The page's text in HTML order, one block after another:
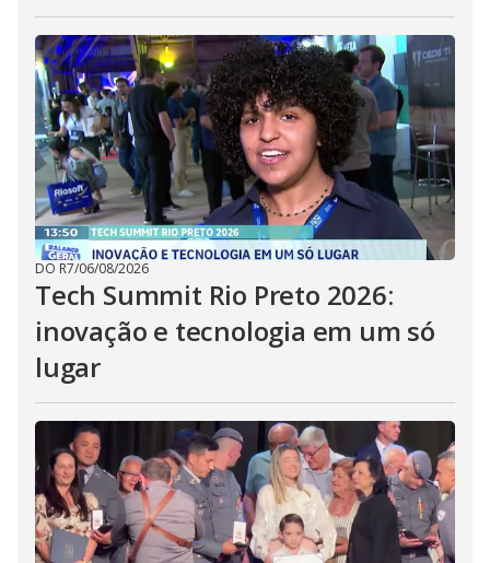
DO R7/06/08/2026
Tech Summit Rio Preto 2026:
inovação e tecnologia em um só
lugar